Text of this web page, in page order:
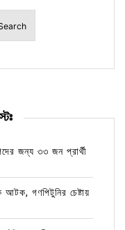
জন্য ৩৩ জন প্রার্থী
আটক, গণপিটুনির চেষ্টায়